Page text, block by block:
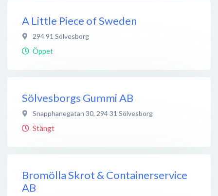
A Little Piece of Sweden
294 91 Sölvesborg
Öppet
Sölvesborgs Gummi AB
Snapphanegatan 30, 294 31 Sölvesborg
Stängt
Bromölla Skrot & Containerservice
AB